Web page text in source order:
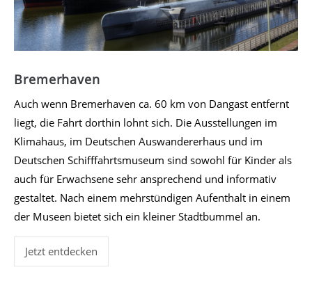
Bremerhaven
Auch wenn Bremerhaven ca. 60 km von Dangast entfernt
liegt, die Fahrt dorthin lohnt sich. Die Ausstellungen im
Klimahaus, im Deutschen Auswandererhaus und im
Deutschen Schifffahrtsmuseum sind sowohl für Kinder als
auch für Erwachsene sehr ansprechend und informativ
gestaltet. Nach einem mehrstündigen Aufenthalt in einem
der Museen bietet sich ein kleiner Stadtbummel an.
Jetzt entdecken